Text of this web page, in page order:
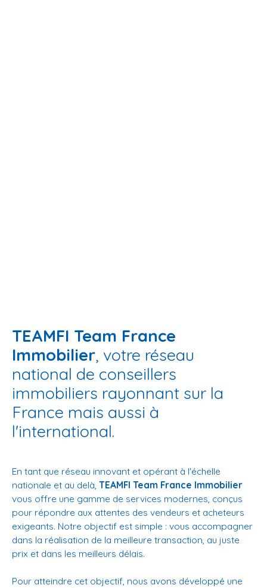
TEAMFI Team France
Immobilier, votre réseau
national de conseillers
immobiliers rayonnant sur la
France mais aussi à
l'international.
En tant que réseau innovant et opérant à l'échelle
nationale et au delà, TEAMFI Team France Immobilier
vous offre une gamme de services modernes, conçus
pour répondre aux attentes des vendeurs et acheteurs
exigeants. Notre objectif est simple : vous accompagner
dans la réalisation de la meilleure transaction, au juste
prix et dans les meilleurs délais.
Pour atteindre cet objectif, nous avons développé une